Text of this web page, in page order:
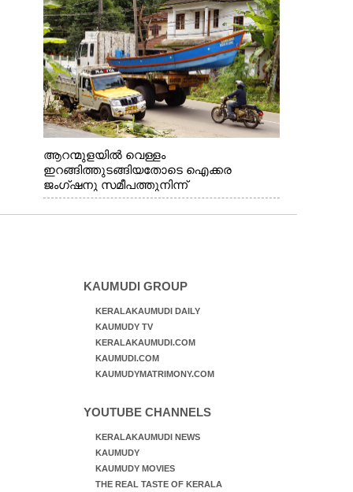
മറ്റ് മാലിന്യങ്ങളും നീക്കം ചെയ്യുന്നു.
ആറന്മുളയിൽ വെള്ളം
ഇറങ്ങിത്തുടങ്ങിയതോടെ ഐക്കര
ജംഗ്ഷനു സമീപത്തുനിന്ന്
രക്ഷാപ്രവർത്തനത്തിന് കൊല്ലത്ത് നിന്ന്
എത്തിയ ബോട്ടുകൾ
KAUMUDI GROUP
KERALAKAUMUDI DAILY
KAUMUDY TV
KERALAKAUMUDI.COM
KAUMUDI.COM
KAUMUDYMATRIMONY.COM
YOUTUBE CHANNELS
KERALAKAUMUDI NEWS
KAUMUDY
KAUMUDY MOVIES
THE REAL TASTE OF KERALA